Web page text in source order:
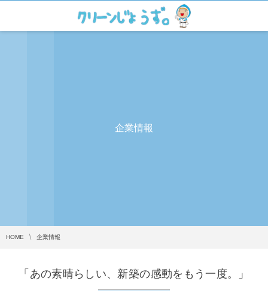
企業情報
HOME 企業情報
「あの素晴らしい、新築の感動をもう一度。」